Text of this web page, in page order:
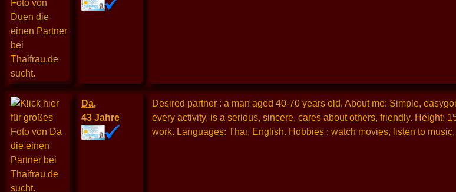
Da,
43 Jahre
Desired partner : a man aged 40-70 years old. About me: Simple,
every activity, is a serious, sincere, cares about others, friendly. Height:
work. Languages: Thai, English. Hobbies : watch movies, listen to